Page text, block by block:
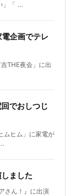
」「 ...
電企画でテレ
THE夜会」に出
回でおしつじ
ムヒム」に家電が
しました
さん！』に出演